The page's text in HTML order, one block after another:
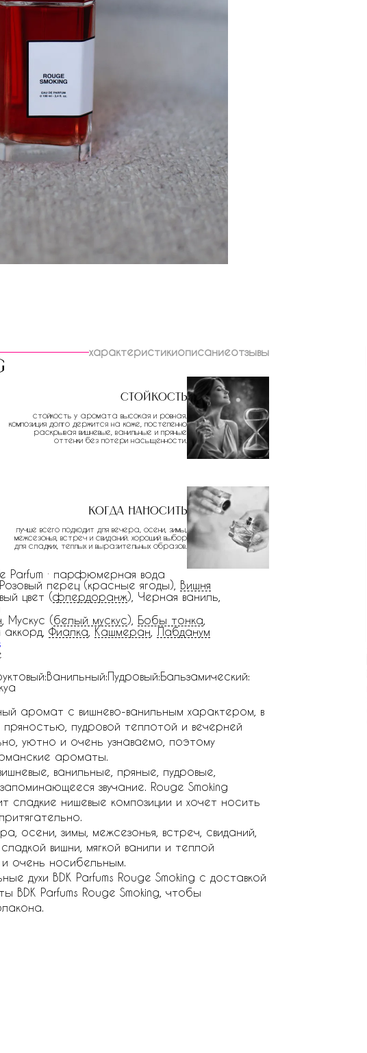
характеристикиописаниеотзывы
Стойкость
стойкость у аромата высокая и ровная.
композиция долго держится на коже, постепенно
раскрывая вишневые, ванильные и пряные
оттенки без потери насыщенности.
Когда наносить
лучше всего подходит для вечера, осени, зимы,
межсезонья, встреч и свиданий. хороший выбор
для сладких, теплых и выразительных образов.
Parfum · парфюмерная вода
, Розовый перец (красные ягоды), Вишня
цвет (флердоранж), Черная ваниль,
, Мускус (белый мускус), Бобы тонка
Фиалка Кашмеран Лабданум
аромат с вишнево-ванильным характером, в
пудровой теплотой и вечерней
уютно и очень узнаваемо, поэтому
ароматы.
ванильные, пряные, пудровые,
звучание. Rouge Smoking
нишевые композиции и хочет носить
осени, зимы, межсезонья, встреч, свиданий,
вишни, мягкой ванили и теплой
очень носибельным.
духи BDK Parfums Rouge Smoking с доставкой
BDK Parfums Rouge Smoking, чтобы